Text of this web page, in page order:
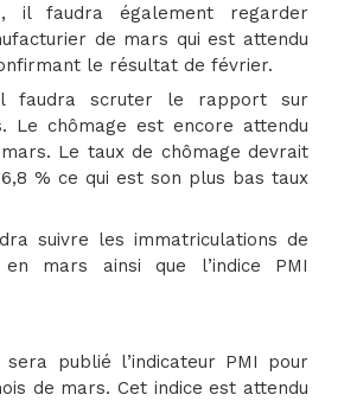
il faudra également regarder
de mars qui est attendu
le résultat de février.
faudra scruter le rapport sur
Le chômage est encore attendu
Le taux de chômage devrait
% ce qui est son plus bas taux
suivre les immatriculations de
en mars ainsi que l’indice PMI
sera publié l’indicateur PMI pour
de mars. Cet indice est attendu